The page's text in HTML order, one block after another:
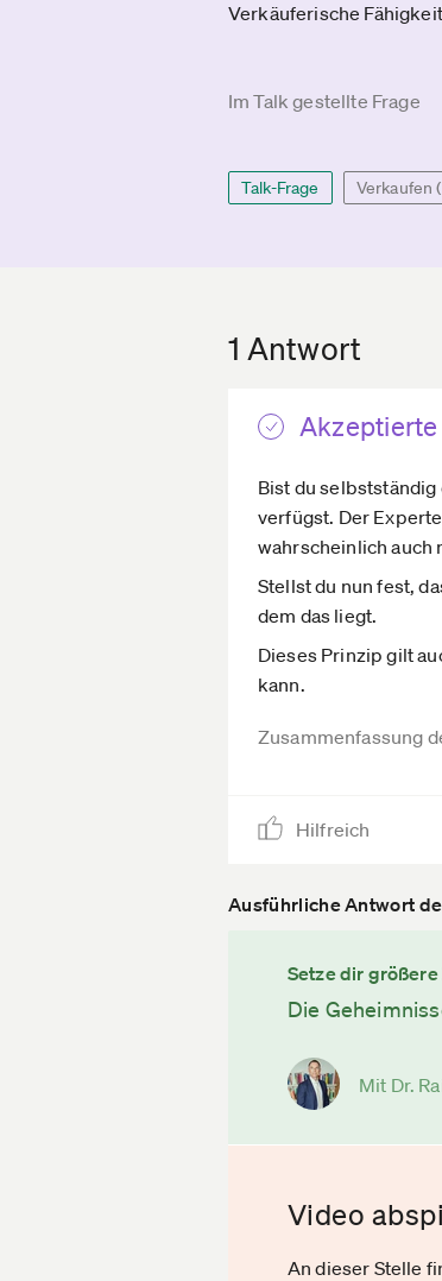
Verkäuferische
Im Talk gestellte Frage
Talk-Frage Verkaufen
1 Antwort
Bist du
verfügst. Der
wahrscheinlich auch
Stellst du nun fest,
dem das liegt.
Dieses Prinzip gilt
kann.
Zusammenfassung
Hilfreich
Ausführliche Antwort
Setze dir
Die
Mit Dr.
Video
An dieser Stelle